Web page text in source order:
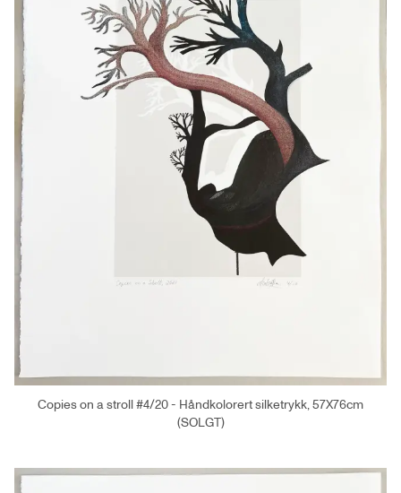
Copies on a stroll #4/20 - Håndkolorert silketrykk, 57X76cm
(SOLGT)